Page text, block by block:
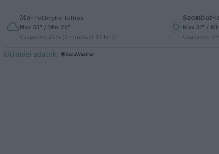
Ma–Többnyire felhős
Max 33° / Min 20°
Csapadék: 25% (0 mm)Szél: 19 km/h
Szombat–
Max 31° /
Csapadék:
időjárási adatok: